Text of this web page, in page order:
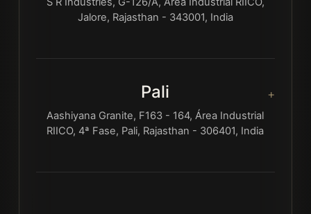
Jalore, Rajasthan - 343001, India
Pali
Aashiyana Granite, F163 - 164, Área Industrial
RIICO, 4ª Fase, Pali, Rajasthan - 306401, India